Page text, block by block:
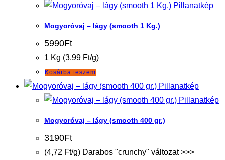
Pillanatkép
Mogyoróvaj – lágy (smooth 1 Kg.)
5990Ft
1 Kg (3,99 Ft/g)
Kosárba teszem
Pillanatkép
Pillanatkép
Mogyoróvaj – lágy (smooth 400 gr.)
3190Ft
(4,72 Ft/g) Darabos "crunchy" változat >>>